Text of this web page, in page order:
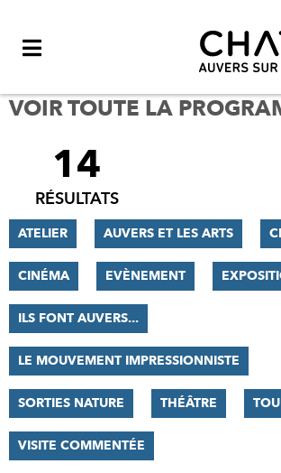
VOIR TOUTE LA
FILTRER
RÉSULTATS
14
RÉSULTATS
ATELIER AUVERS ET LES ARTS
CINÉMA EVÈNEMENT
ILS FONT AUVERS...
LE MOUVEMENT IMPRESSIONNISTE
SORTIES NATURE THÉÂTRE
VISITE COMMENTÉE